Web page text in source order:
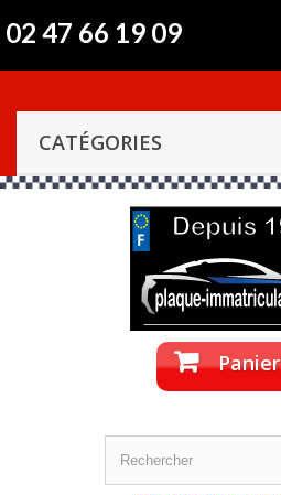
02 47 66 19 09
CATÉGORIES
Panier